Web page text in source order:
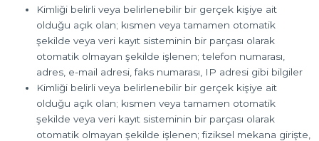
Kimliği belirli veya belirlenebilir bir gerçek kişiye ait
olduğu açık olan; kısmen veya tamamen otomatik
şekilde veya veri kayıt sisteminin bir parçası olarak
otomatik olmayan şekilde işlenen; telefon numarası,
adres, e-mail adresi, faks numarası, IP adresi gibi bilgiler
Kimliği belirli veya belirlenebilir bir gerçek kişiye ait
olduğu açık olan; kısmen veya tamamen otomatik
şekilde veya veri kayıt sisteminin bir parçası olarak
otomatik olmayan şekilde işlenen; fiziksel mekana girişte,